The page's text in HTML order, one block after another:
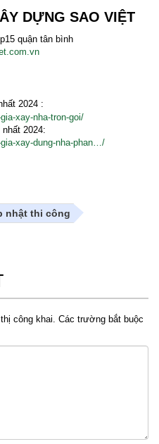
DỰNG SAO VIỆT
quận tân bình
2024 :
xay-nha-tron-goi/
2024:
xay-dung-nha-phan…/
nhật thi công
công khai. Các trường bắt buộc